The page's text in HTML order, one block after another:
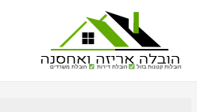
הובלות קטנות בזול הובלת דירות הובלת משרדים